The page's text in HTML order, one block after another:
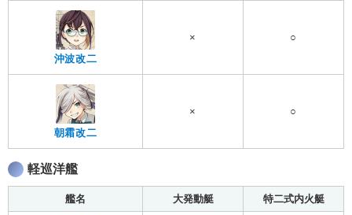
沖波改二
× ○
朝霜改二
× ○
軽巡洋艦
艦名 大発動艇 特二式内火艇